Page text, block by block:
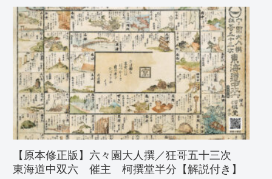
【原本修正版】六々園大人撰／狂哥五十三次
東海道中双六 催主 柯撰堂半分【解説付き】